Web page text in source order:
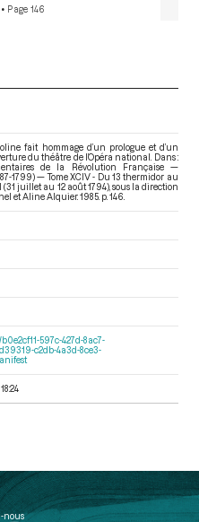
• Page 146
fait hommage d’un prologue et d’un
du théâtre de l’Opéra national. Dans :
de la Révolution Française —
1799) — Tome XCIV - Du 13 thermidor au
juillet au 12 août 1794), sous la direction
et Aline Alquier. 1985. p. 146.
597c-427d-8ac7-
c2db-4a3d-8ce3-
nous